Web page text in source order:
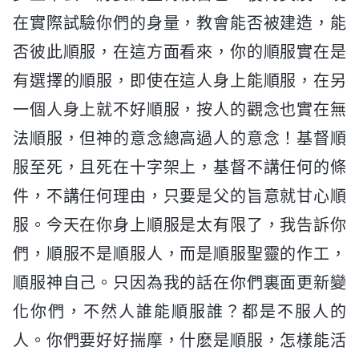
在實際試驗你們的身量，教會能否被建造，能
否彼此順服，在這方面看來，你的順服實在是
有選擇的順服，即使在這人身上能順服，在另
一個人身上就不好順服，按人的觀念也實在無
法順服，但神的意念總高過人的意念！基督順
服至死，且死在十字架上，基督不講任何的條
件，不講任何理由，只要是父的旨意就甘心順
服。今天在你身上順服是太有限了，我告訴你
們，順服不是順服人，而是順服聖靈的作工，
順服神自己。只因為我的話在你們裏面更新變
化你們，不然人誰能順服誰？都是不服人的
人。你們要好好揣摩，什麽是順服，怎樣能活